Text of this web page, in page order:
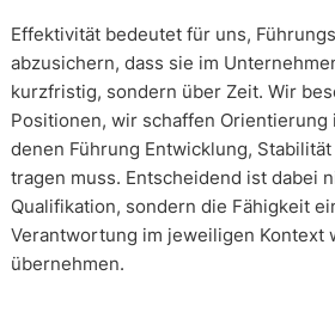
Effektivität bedeutet für uns,
abzusichern, dass sie im
kurzfristig, sondern über Zeit. Wir
Positionen, wir schaffen Orientierung
denen Führung Entwicklung,
tragen muss. Entscheidend ist dabei
Qualifikation, sondern die Fähigkeit
Verantwortung im jeweiligen Kontext
übernehmen.